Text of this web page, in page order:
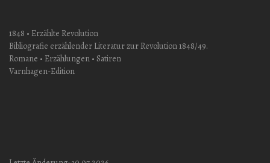
1848 • Erzählte Revolution
Bibliografie erzählender Literatur zur Revolution 1848/49.
Romane • Erzählungen • Satiren
Varnhagen-Edition